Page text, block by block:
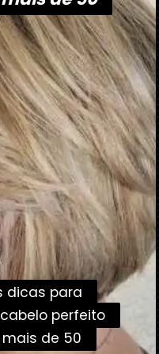
dicas para
perfeito
de 50
dicas para
perfeito
de 50